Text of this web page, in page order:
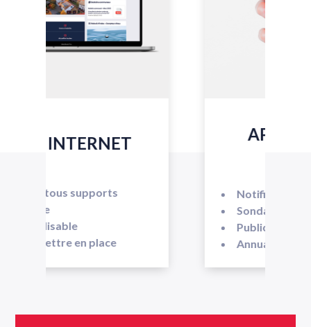
APPLICATIONS
MOBILES
Notifications push
Annuaires